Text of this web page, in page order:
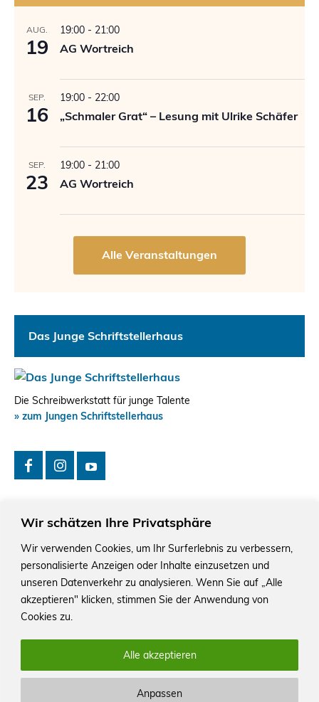
Wir schätzen Ihre Privatsphäre
Wir verwenden Cookies, um Ihr Surferlebnis zu verbessern,
personalisierte Anzeigen oder Inhalte einzusetzen und
unseren Datenverkehr zu analysieren. Wenn Sie auf „Alle
akzeptieren" klicken, stimmen Sie der Anwendung von
Cookies zu.
Anpassen
Alle akzeptieren
AUG.
19
19:00 - 21:00
AG Wortreich
SEP.
16
19:00 - 22:00
„Schmaler Grat“ – Lesung mit Ulrike Schäfer
SEP.
23
19:00 - 21:00
AG Wortreich
Das Junge Schriftstellerhaus
Die Schreibwerkstatt für junge Talente
» zum Jungen Schriftstellerhaus
Das Schriftstellerhaus ist ein beliebter Treffpunkt für
Autorinnen und Autoren aus Stuttgart und der Region sowie
ein Veranstaltungsort für Lesungen, Tagungen und
Schreibwerkstätten.